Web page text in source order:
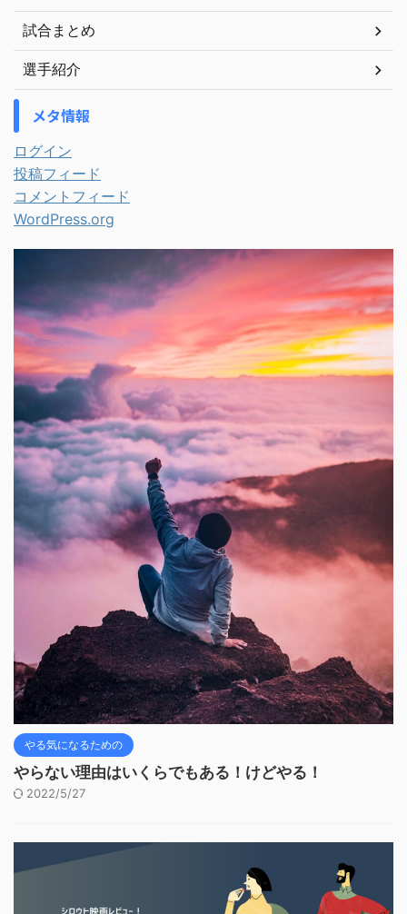
試合まとめ
選手紹介
メタ情報
ログイン
投稿フィード
コメントフィード
WordPress.org
やる気になるための
やらない理由はいくらでもある！けどやる！
2022/5/27